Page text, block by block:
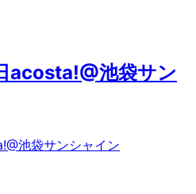
acosta!@池袋サン